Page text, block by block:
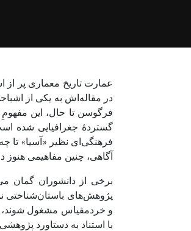
عمارت تاریخ معماری پر از
در مقاله‌اش به یکی از
فرگوسن تا حال،‌ این
گستردهٔ جغرافیایی شده
فرهنگی‌ای نظیر «آسیا» تا
آگاهی، چنین مفاهیمی
برخی از دانشوران گمان
پژوهش‌های باستان‌شناختی
و خردمقیاس مشغول شوند،
با استناد به دستاورد